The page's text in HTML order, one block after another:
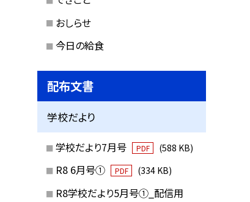
おしらせ
今日の給食
配布文書
学校だより
学校だより7月号 PDF (588 KB)
R8 6月号① PDF (334 KB)
R8学校だより5月号①_配信用